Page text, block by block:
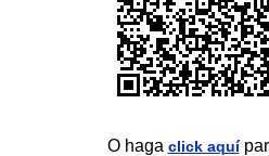
O haga click aquí